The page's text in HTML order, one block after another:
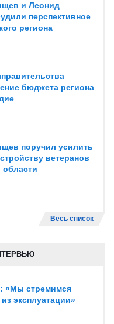
и Леонид
перспективное
региона
бюджета региона
поручил усилить
ветеранов
Весь список
«Мы стремимся
эксплуатации»